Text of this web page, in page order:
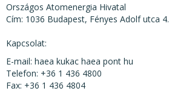
Országos Atomenergia Hivatal
Cím: 1036 Budapest, Fényes Adolf utca 4.
Kapcsolat:
E-mail: haea kukac haea pont hu
Telefon: +36 1 436 4800
Fax: +36 1 436 4804